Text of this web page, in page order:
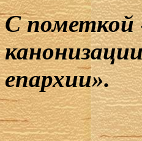
С пометкой
епархии».